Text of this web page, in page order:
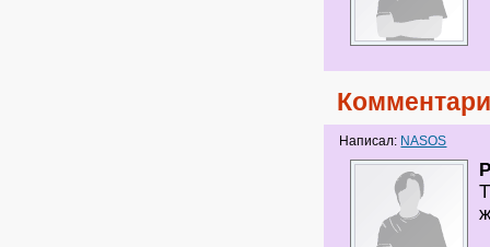
Написал: NASOS